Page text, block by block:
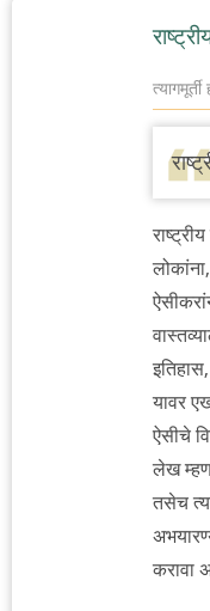
त्यागमूर्ती
यावर
ऐसीचे
लेख
तसेच
करावा